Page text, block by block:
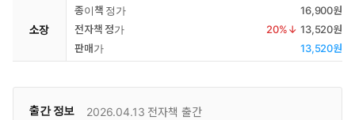
소장
종이책 정가
16,900원
전자책 정가
20%↓ 13,520원
판매가
13,520원
출간 정보 2026.04.13 전자책 출간